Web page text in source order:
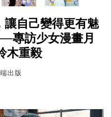
讓自己變得更有魅
專訪少女漫畫月
木重毅
出版